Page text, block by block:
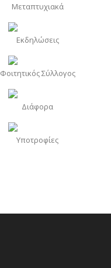
Μεταπτυχιακά
Εκδηλώσεις
Φοιτητικός Σύλλογος
Διάφορα
Υποτροφίες